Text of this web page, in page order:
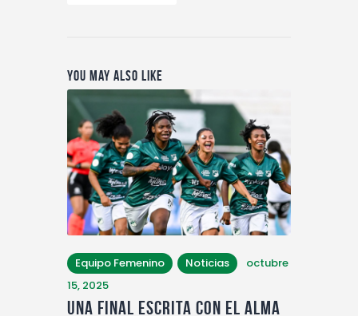
You May Also Like
Equipo Femenino Noticias
octubre
15, 2025
Una Final escrita con el alma